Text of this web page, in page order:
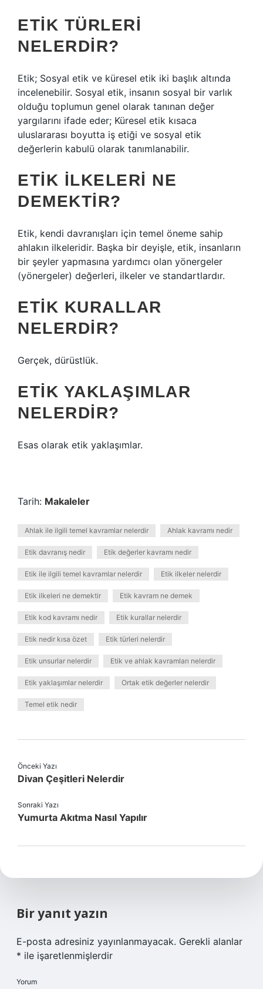
ETIK TÜRLERI
NELERDIR?
Etik; Sosyal etik ve küresel etik iki başlık altında
incelenebilir. Sosyal etik, insanın sosyal bir varlık
olduğu toplumun genel olarak tanınan değer
yargılarını ifade eder; Küresel etik kısaca
uluslararası boyutta iş etiği ve sosyal etik
değerlerin kabulü olarak tanımlanabilir.
ETIK ILKELERI NE
DEMEKTIR?
Etik, kendi davranışları için temel öneme sahip
ahlakın ilkeleridir. Başka bir deyişle, etik, insanların
bir şeyler yapmasına yardımcı olan yönergeler
(yönergeler) değerleri, ilkeler ve standartlardır.
ETIK KURALLAR
NELERDIR?
Gerçek, dürüstlük.
ETIK YAKLAŞIMLAR
NELERDIR?
Esas olarak etik yaklaşımlar.
Tarih: Makaleler
Ahlak ile ilgili temel kavramlar nelerdir Ahlak kavramı nedir
Etik davranış nedir Etik değerler kavramı nedir
Etik ile ilgili temel kavramlar nelerdir Etik ilkeler nelerdir
Etik ilkeleri ne demektir Etik kavram ne demek
Etik kod kavramı nedir Etik kurallar nelerdir
Etik nedir kısa özet Etik türleri nelerdir
Etik unsurlar nelerdir Etik ve ahlak kavramları nelerdir
Etik yaklaşımlar nelerdir Ortak etik değerler nelerdir
Temel etik nedir
Önceki Yazı
Divan Çeşitleri Nelerdir
Sonraki Yazı
Yumurta Akıtma Nasıl Yapılır
Bir yanıt yazın
E-posta adresiniz yayınlanmayacak. Gerekli alanlar
* ile işaretlenmişlerdir
Yorum